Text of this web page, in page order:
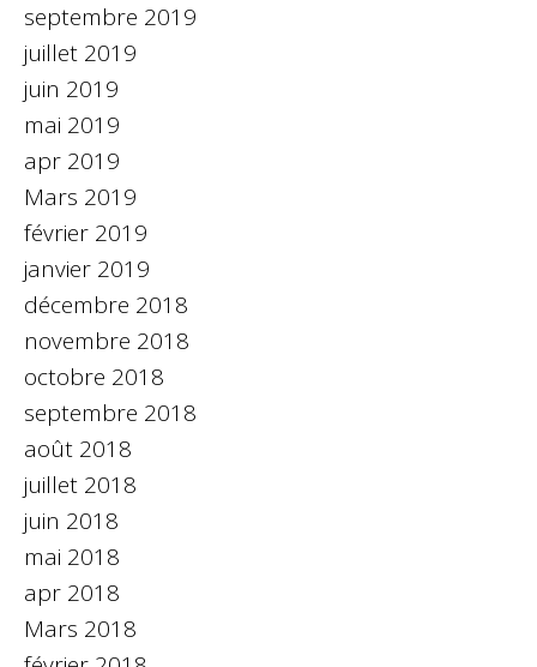
septembre 2019
juillet 2019
juin 2019
mai 2019
apr 2019
Mars 2019
février 2019
janvier 2019
décembre 2018
novembre 2018
octobre 2018
septembre 2018
août 2018
juillet 2018
juin 2018
mai 2018
apr 2018
Mars 2018